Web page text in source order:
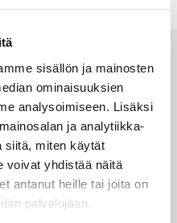
sisällön ja mainosten
ominaisuuksien
analysoimiseen. Lisäksi
ja analytiikka-
siitä, miten käytät
voivat yhdistää näitä
antanut heille tai joita on
palvelujaan.